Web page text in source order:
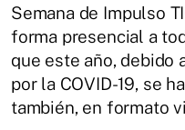
Semana de Impulso
forma presencial a
que este año, debido
por la COVID-19, se
también, en formato